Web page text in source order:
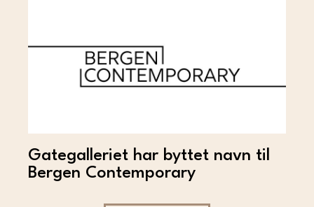
Apocalyptic Adventure 9
9 000
LES MER
Gategalleriet har byttet navn til
Bergen Contemporary